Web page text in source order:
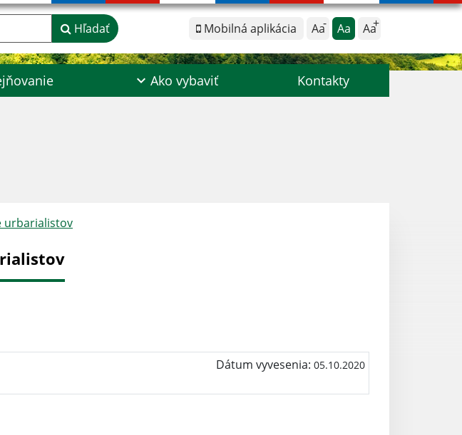
Mobilná aplikácia Aa Aa Aa
Hľadať
Ako vybaviť Kontakty
urbarialistov
Dátum vyvesenia: 05.10.2020